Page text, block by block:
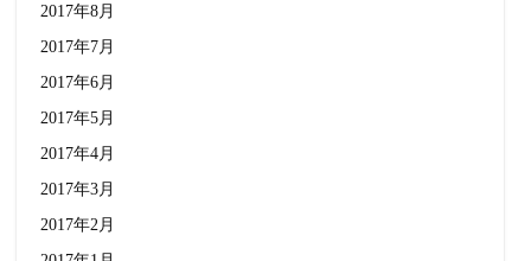
2017年8月
2017年7月
2017年6月
2017年5月
2017年4月
2017年3月
2017年2月